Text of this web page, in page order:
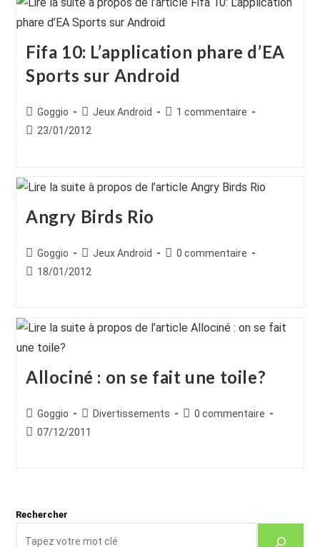
Fifa 10: L’application phare d’EA
Sports sur Android
Auteur/autrice
de
Goggio
Post
category:
Jeux Android
Commentaires
1 commentaire
Publication
23/01/2012
Angry Birds Rio
Auteur/autrice
de
Goggio
Post
category:
Jeux Android
Commentaires
0 commentaire
Publication
18/01/2012
Allociné : on se fait une toile?
Auteur/autrice
de
Goggio
Post
category:
Divertissements
Commentaires
0 commentaire
Publication
07/12/2011
Rechercher